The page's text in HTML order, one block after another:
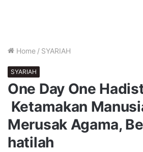
Home / SYARIAH
SYARIAH
One Day One
Ketamakan
Merusak Agama,
hatilah